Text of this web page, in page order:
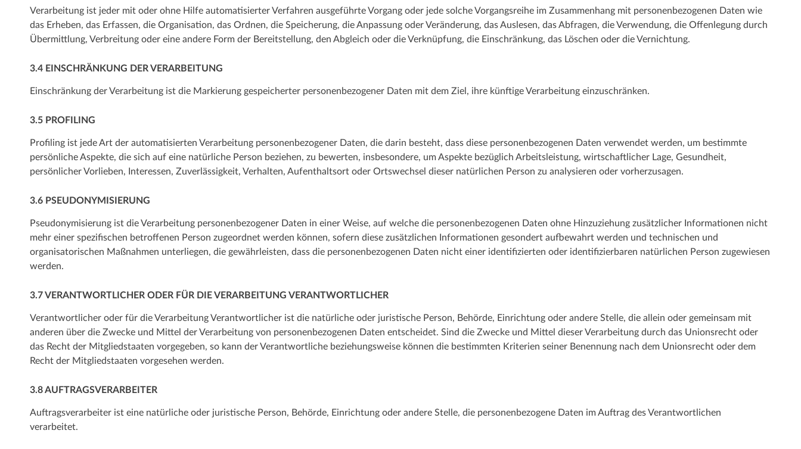
Verarbeitung ist jeder mit oder ohne Hilfe automatisierter Verfahren ausgeführte Vorgang oder jede solche Vorgangsreihe im Zusammenhang mit personenbezogenen Daten wie
das Erheben, das Erfassen, die Organisation, das Ordnen, die Speicherung, die Anpassung oder Veränderung, das Auslesen, das Abfragen, die Verwendung, die Offenlegung durch
Übermittlung, Verbreitung oder eine andere Form der Bereitstellung, den Abgleich oder die Verknüpfung, die Einschränkung, das Löschen oder die Vernichtung.
3.4 EINSCHRÄNKUNG DER VERARBEITUNG
Einschränkung der Verarbeitung ist die Markierung gespeicherter personenbezogener Daten mit dem Ziel, ihre künftige Verarbeitung einzuschränken.
3.5 PROFILING
Profiling ist jede Art der automatisierten Verarbeitung personenbezogener Daten, die darin besteht, dass diese personenbezogenen Daten verwendet werden, um bestimmte
persönliche Aspekte, die sich auf eine natürliche Person beziehen, zu bewerten, insbesondere, um Aspekte bezüglich Arbeitsleistung, wirtschaftlicher Lage, Gesundheit,
persönlicher Vorlieben, Interessen, Zuverlässigkeit, Verhalten, Aufenthaltsort oder Ortswechsel dieser natürlichen Person zu analysieren oder vorherzusagen.
3.6 PSEUDONYMISIERUNG
Pseudonymisierung ist die Verarbeitung personenbezogener Daten in einer Weise, auf welche die personenbezogenen Daten ohne Hinzuziehung zusätzlicher Informationen nicht
mehr einer spezifischen betroffenen Person zugeordnet werden können, sofern diese zusätzlichen Informationen gesondert aufbewahrt werden und technischen und
organisatorischen Maßnahmen unterliegen, die gewährleisten, dass die personenbezogenen Daten nicht einer identifizierten oder identifizierbaren natürlichen Person zugewiesen
werden.
3.7 VERANTWORTLICHER ODER FÜR DIE VERARBEITUNG VERANTWORTLICHER
Verantwortlicher oder für die Verarbeitung Verantwortlicher ist die natürliche oder juristische Person, Behörde, Einrichtung oder andere Stelle, die allein oder gemeinsam mit
anderen über die Zwecke und Mittel der Verarbeitung von personenbezogenen Daten entscheidet. Sind die Zwecke und Mittel dieser Verarbeitung durch das Unionsrecht oder
das Recht der Mitgliedstaaten vorgegeben, so kann der Verantwortliche beziehungsweise können die bestimmten Kriterien seiner Benennung nach dem Unionsrecht oder dem
Recht der Mitgliedstaaten vorgesehen werden.
3.8 AUFTRAGSVERARBEITER
Auftragsverarbeiter ist eine natürliche oder juristische Person, Behörde, Einrichtung oder andere Stelle, die personenbezogene Daten im Auftrag des Verantwortlichen
verarbeitet.